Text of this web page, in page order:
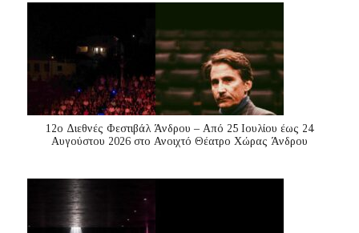
12ο Διεθνές Φεστιβάλ Άνδρου – Από 25 Ιουλίου έως 24
Αυγούστου 2026 στο Ανοιχτό Θέατρο Χώρας Άνδρου